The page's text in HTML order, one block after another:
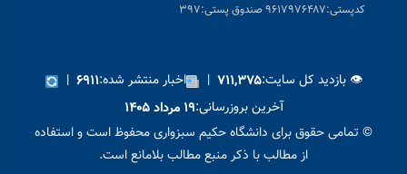
کدپستی:۹۶۱۷۹۷۶۴۸۷ صندوق پستی:۳۹۷
👁 بازدید کل سایت:۷۱۱,۳۷۵| اخبار منتشر شده:۶۹۱۱ |
آخرین بروزرسانی:۱۹ مرداد ۱۴۰۵
© تمامی حقوق برای دانشگاه حکیم سبزواری محفوظ است و استفاده
از مطالب با ذکر منبع مطالب بلامانع است.